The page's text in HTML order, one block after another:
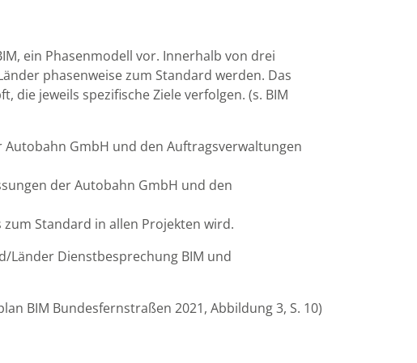
ein Phasenmodell vor. Innerhalb von drei
phasenweise zum Standard werden. Das
die jeweils spezifische Ziele verfolgen. (s. BIM
GmbH und den Auftragsverwaltungen
der Autobahn GmbH und den
Standard in allen Projekten wird.
Dienstbesprechung BIM und
BIM Bundesfernstraßen 2021, Abbildung 3, S. 10)